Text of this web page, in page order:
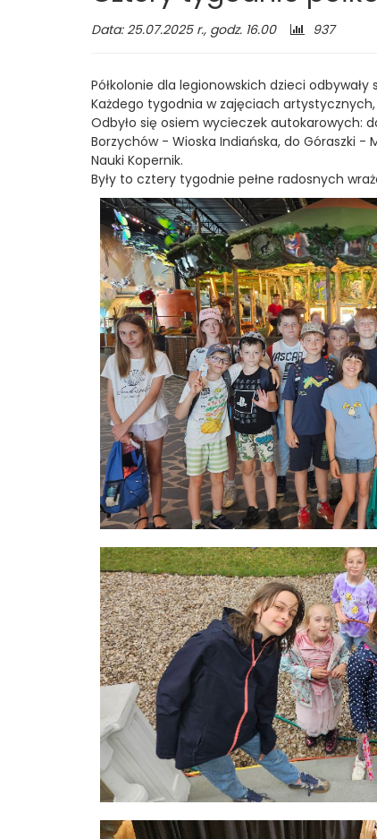
Chaplina
Legionowie
Data: 25.07.2025 r., godz. 16.00
Liczba
937
Półkolonie dla legionowskich dzieci
Każdego tygodnia w zajęciach
Odbyło się osiem wycieczek autokarowych:
Borzychów - Wioska Indiańska, do Góraszki
Nauki Kopernik.
Były to cztery tygodnie pełne radosnych